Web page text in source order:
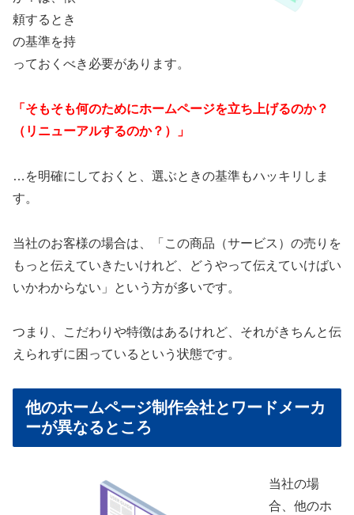
頼するとき
の基準を持
っておくべき必要があります。
「そもそも何のためにホームページを立ち上げるのか？
（リニューアルするのか？）」
…を明確にしておくと、選ぶときの基準もハッキリしま
す。
当社のお客様の場合は、「この商品（サービス）の売りを
もっと伝えていきたいけれど、どうやって伝えていけばい
いかわからない」という方が多いです。
つまり、こだわりや特徴はあるけれど、それがきちんと伝
えられずに困っているという状態です。
他のホームページ制作会社とワードメーカ
ーが異なるところ
当社の場
合、他のホ